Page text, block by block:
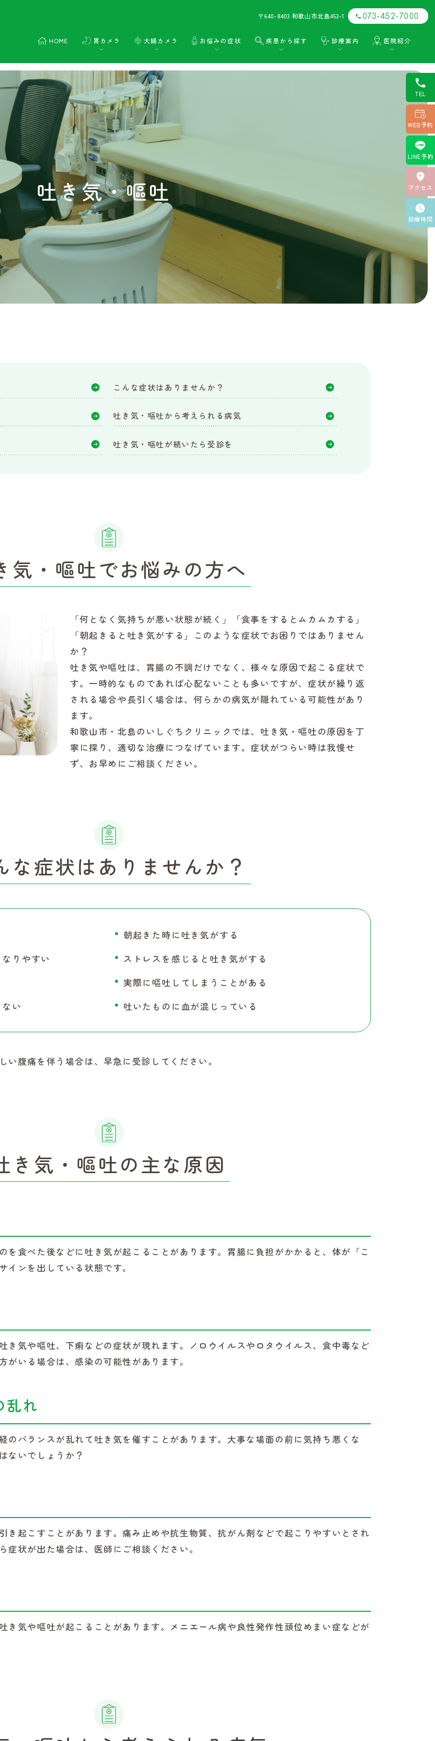
〒640-8403 和歌⼭市北島453-1 073-452-7000
HOME 胃カメラ 大腸カメラ お悩みの症状 疾患から探す 診療案内 医院紹介
吐き気・嘔吐
こんな症状はありませんか？
吐き気・嘔吐から考えられる病気
吐き気・嘔吐が続いたら受診を
気・嘔吐でお悩みの方へ
「何となく気持ちが悪い状態が続く」「食事をするとムカムカする」
「朝起きると吐き気がする」このような症状でお困りではありません
か？
吐き気や嘔吐は、胃腸の不調だけでなく、様々な原因で起こる症状で
す。一時的なものであれば心配ないことも多いですが、症状が繰り返
される場合や長引く場合は、何らかの病気が隠れている可能性があり
ます。
和歌山市・北島のいしぐちクリニックでは、吐き気・嘔吐の原因を丁
寧に探り、適切な治療につなげています。症状がつらい時は我慢せ
ず、お早めにご相談ください。
な症状はありませんか？
朝起きた時に吐き気がする
りやすい
ストレスを感じると吐き気がする
実際に嘔吐してしまうことがある
い
吐いたものに血が混じっている
腹痛を伴う場合は、早急に受診してください。
き気・嘔吐の主な原因
を食べた後などに吐き気が起こることがあります。胃腸に負担がかかると、体が「こ
ンを出している状態です。
き気や嘔吐、下痢などの症状が現れます。ノロウイルスやロタウイルス、食中毒など
いる場合は、感染の可能性があります。
乱れ
のバランスが乱れて吐き気を催すことがあります。大事な場面の前に気持ち悪くな
ないでしょうか？
き起こすことがあります。痛み止めや抗生物質、抗がん剤などで起こりやすいとされ
状が出た場合は、医師にご相談ください。
き気や嘔吐が起こることがあります。メニエール病や良性発作性頭位めまい症などが
TEL
WEB予約
LINE予約
アクセス
診療時間